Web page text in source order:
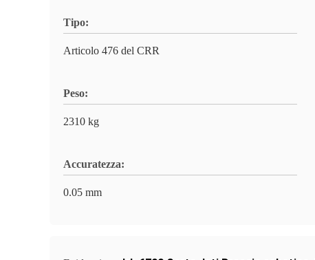
Tipo:
Articolo 476 del CRR
Peso:
2310 kg
Accuratezza:
0.05 mm